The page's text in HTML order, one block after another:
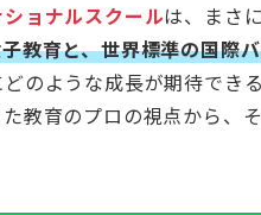
ョナルスクールは、まさ
教育と、世界標準の国際
のような成長が期待でき
教育のプロの視点から、